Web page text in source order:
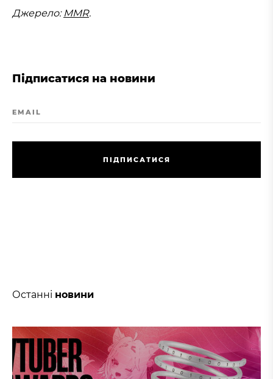
Джерело: MMR.
Підписатися на новини
EMAIL
П І ДП ИСАТИСЯ
Останні новини